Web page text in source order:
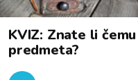
KVIZ: Znate li
predmeta?